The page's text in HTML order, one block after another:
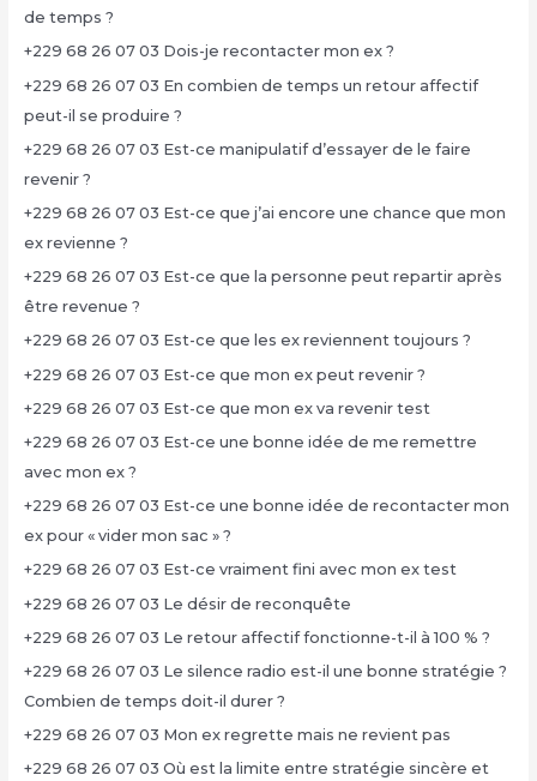
de temps ?
+229 68 26 07 03 Dois-je recontacter mon ex ?
+229 68 26 07 03 En combien de temps un retour affectif
peut-il se produire ?
+229 68 26 07 03 Est-ce manipulatif d’essayer de le faire
revenir ?
+229 68 26 07 03 Est-ce que j’ai encore une chance que mon
ex revienne ?
+229 68 26 07 03 Est-ce que la personne peut repartir après
être revenue ?
+229 68 26 07 03 Est-ce que les ex reviennent toujours ?
+229 68 26 07 03 Est-ce que mon ex peut revenir ?
+229 68 26 07 03 Est-ce que mon ex va revenir test
+229 68 26 07 03 Est-ce une bonne idée de me remettre
avec mon ex ?
+229 68 26 07 03 Est-ce une bonne idée de recontacter mon
ex pour « vider mon sac » ?
+229 68 26 07 03 Est-ce vraiment fini avec mon ex test
+229 68 26 07 03 Le désir de reconquête
+229 68 26 07 03 Le retour affectif fonctionne-t-il à 100 % ?
+229 68 26 07 03 Le silence radio est-il une bonne stratégie ?
Combien de temps doit-il durer ?
+229 68 26 07 03 Mon ex regrette mais ne revient pas
+229 68 26 07 03 Où est la limite entre stratégie sincère et